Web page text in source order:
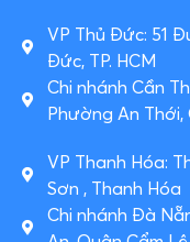
VP Thủ Đức: 51
Đức, TP. HCM
Chi nhánh Cần
Phường An Thới,
VP Thanh Hóa:
Sơn , Thanh Hóa
Chi nhánh Đà